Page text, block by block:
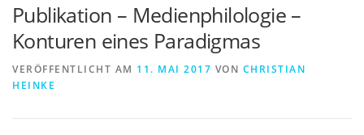
INSTITUT FORSCHUNG DOWNLOADS
Publikation – Medienphilologie –
Konturen eines Paradigmas
VERÖFFENTLICHT AM 11. MAI 2017 VON CHRISTIAN
HEINKE